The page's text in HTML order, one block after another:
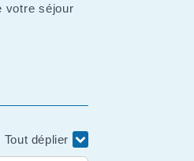
votre séjour
Tout déplier